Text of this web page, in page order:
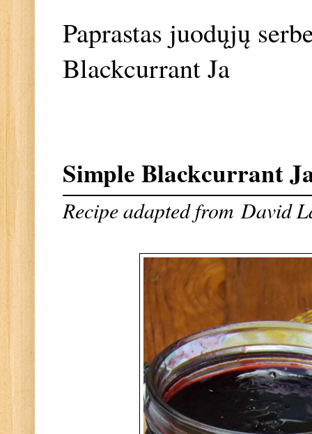
Paprastas juodųjų
Blackcurrant Ja
Simple Blackcurrant
Recipe adapted fromDavid